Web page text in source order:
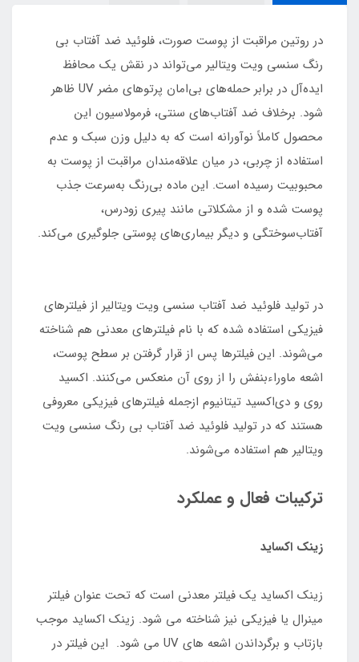
در روتین مراقبت از پوست صورت، فلوئید ضد آفتاب بی
رنگ سنسی ویت ویتالیر می‌تواند در نقش یک محافظ
ایده‌آل در برابر حمله‌های بی‌امان پرتوهای مضر UV ظاهر
شود. برخلاف ضد آفتاب‌های سنتی، فرمولاسیون این
محصول کاملاً نوآورانه است که به دلیل وزن سبک و عدم
استفاده از چربی، در میان علاقه‌مندان مراقبت از پوست به
محبوبیت رسیده است. این ماده بی‌رنگ به‌سرعت جذب
پوست شده و از مشکلاتی مانند پیری زودرس،
آفتاب‌سوختگی و دیگر بیماری‌های پوستی جلوگیری می‌کند.
در تولید فلوئید ضد آفتاب سنسی ویت ویتالیر از فیلترهای
فیزیکی استفاده شده که با نام فیلترهای معدنی هم شناخته
می‌شوند. این فیلترها پس از قرار گرفتن بر سطح پوست،
اشعه ماوراء‌بنفش را از روی آن منعکس می‌کنند. اکسید
روی و دی‌اکسید تیتانیوم ازجمله فیلترهای فیزیکی معروفی
هستند که در تولید فلوئید ضد آفتاب بی رنگ سنسی ویت
ویتالیر هم استفاده می‌شوند.
ترکیبات فعال و عملکرد
زینک اکساید
زینک اکساید یک فیلتر معدنی است که تحت عنوان فیلتر
مینرال یا فیزیکی نیز شناخته می شود. زینک اکساید موجب
بازتاب و برگرداندن اشعه های UV می شود. این فیلتر در